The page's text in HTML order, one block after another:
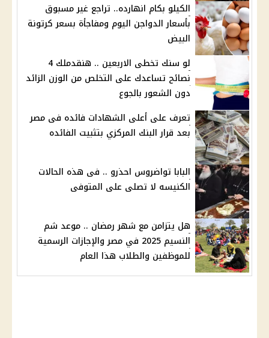
الكيلو بكام انهارده.. تراجع غير مسبوق
بأسعار الدواجن اليوم ومفاجأة بسعر كرتونة
البيض
لو سنك تخطى الاربعين .. هنقدملك 4
نصائح تساعدك على التخلص من الوزن الزائد
دون الشعور بالجوع
تعرف على أعلى الشهادات فائده فى مصر
بعد قرار البنك المركزي بتثبيت الفائده
البابا تواضروس احذرو .. فى هذه الحالات
الكنيسه لا تصلى على المتوفى
هل يتزامن مع شهر رمضان .. موعد شم
النسيم 2025 في مصر والإجازات الرسمية
للموظفين والطلاب هذا العام